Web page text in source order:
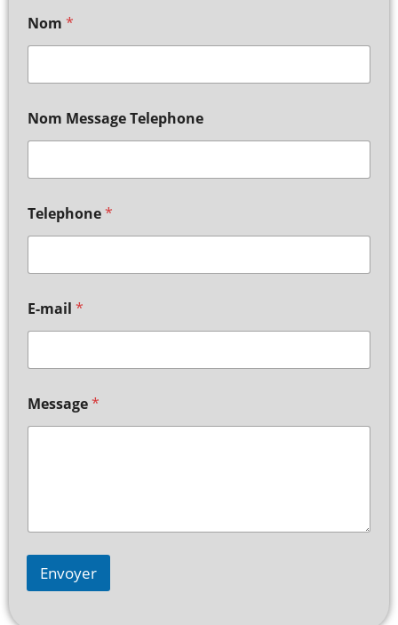
Nom *
Nom Message Telephone
Telephone*
E-mail *
Message*
Envoyer